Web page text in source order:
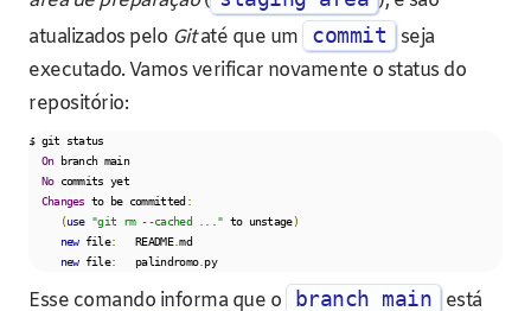
atualizados pelo Gitaté que um commit
seja
executado. Vamos verificar novamente o status do
repositório:
$ git status
On branch main
No commits yet
Changes to be committed:
(use "git rm --cached ..." to unstage)
new file:
   README
.md
new file:
   palindromo
. py
Esse comando informa que o branch main
está